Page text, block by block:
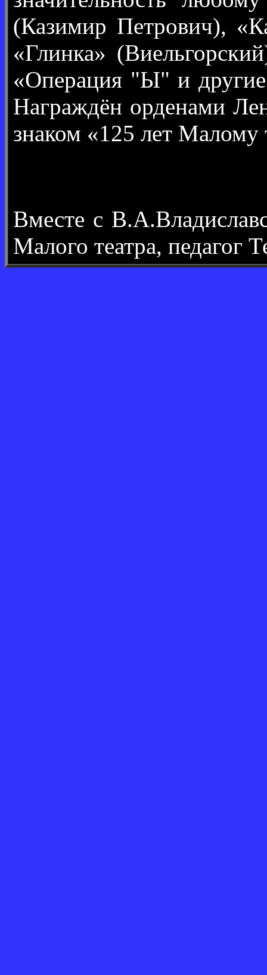
(Казимир Петрович),
«Глинка»
«Операция "Ы" и
Награждён орденами
знаком «125 лет Малому
Вместе с
Малого театра,